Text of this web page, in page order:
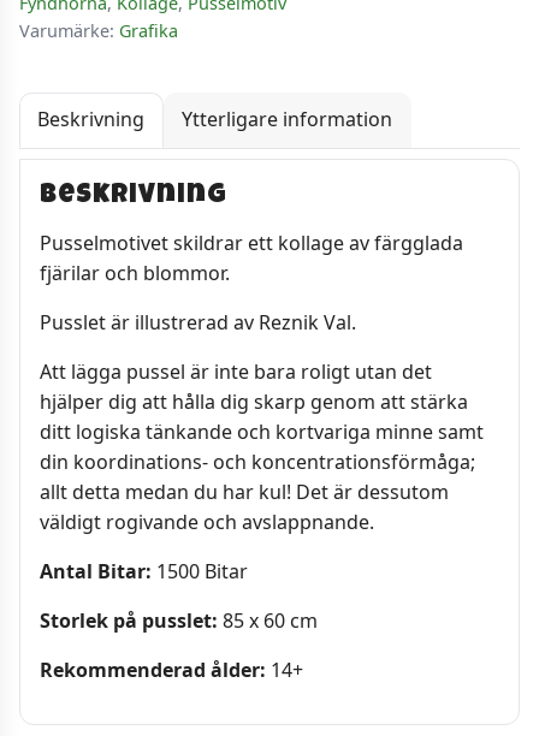
Varumärke: Grafika
Beskrivning Ytterligare information
Beskrivning
Pusselmotivet skildrar ett kollage av färgglada
fjärilar och blommor.
Pusslet är illustrerad av Reznik Val.
Att lägga pussel är inte bara roligt utan det
hjälper dig att hålla dig skarp genom att stärka
ditt logiska tänkande och kortvariga minne samt
din koordinations- och koncentrationsförmåga;
allt detta medan du har kul! Det är dessutom
väldigt rogivande och avslappnande.
Antal Bitar: 1500 Bitar
Storlek på pusslet: 85 x 60 cm
Rekommenderad ålder: 14+